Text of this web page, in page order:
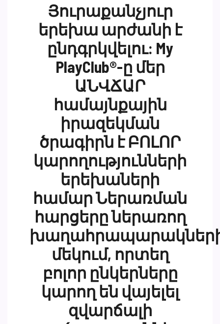
Յուրաքանչյուր
երեխա արժանի է
ընդգրկվելու: My
PlayClub®-ը մեր
ԱՆՎՃԱՐ
համայնքային
իրազեկման
ծրագիրն է ԲՈԼՈՐ
կարողությունների
երեխաների
համար Ներառման
հարցերը ներառող
մեկում, որտեղ
բոլոր ընկերները
կարող են վայելել
զվարճալի